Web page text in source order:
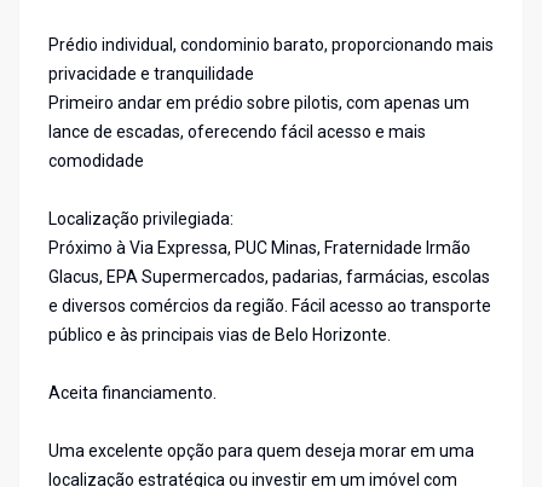
Prédio individual, condominio barato, proporcionando mais
privacidade e tranquilidade
Primeiro andar em prédio sobre pilotis, com apenas um
lance de escadas, oferecendo fácil acesso e mais
comodidade
Localização privilegiada:
Próximo à Via Expressa, PUC Minas, Fraternidade Irmão
Glacus, EPA Supermercados, padarias, farmácias, escolas
e diversos comércios da região. Fácil acesso ao transporte
público e às principais vias de Belo Horizonte.
Aceita financiamento.
Uma excelente opção para quem deseja morar em uma
localização estratégica ou investir em um imóvel com